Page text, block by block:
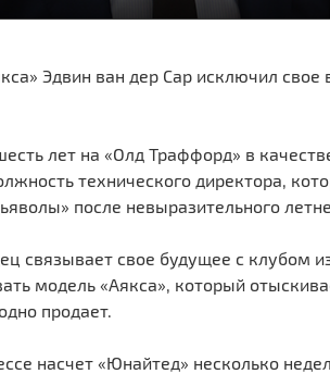
Эдвин ван дер Сар исключил свое
лет на «Олд Траффорд» в
технического директора,
после невыразительного
связывает свое будущее с клубом
модель «Аякса», который
продает.
насчет «Юнайтед» несколько